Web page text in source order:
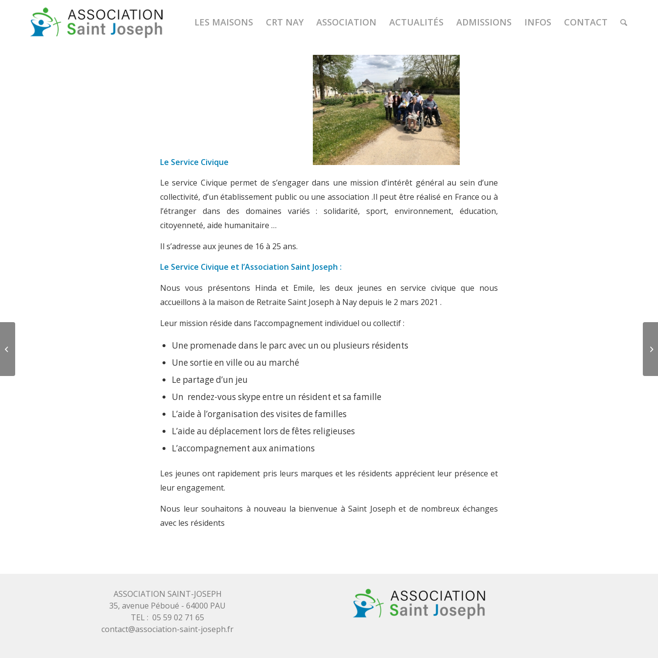
LES MAISONS CRT NAY ASSOCIATION ACTUALITÉS ADMISSIONS INFOS CONTACT
Le Service Civique et l’Association Saint Joseph
Le Service Civique
Le service Civique permet de s’engager dans une mission d’intérêt général au sein d’une
collectivité, d’un établissement public ou une association .Il peut être réalisé en France ou à
l’étranger dans des domaines variés : solidarité, sport, environnement, éducation,
citoyenneté, aide humanitaire …
Il s’adresse aux jeunes de 16 à 25 ans.
Le Service Civique et l’Association Saint Joseph :
Nous vous présentons Hinda et Emile, les deux jeunes en service civique que nous
accueillons à la maison de Retraite Saint Joseph à Nay depuis le 2 mars 2021 .
Leur mission réside dans l’accompagnement individuel ou collectif :
Une promenade dans le parc avec un ou plusieurs résidents
Une sortie en ville ou au marché
Le partage d’un jeu
Un rendez-vous skype entre un résident et sa famille
L’aide à l’organisation des visites de familles
L’aide au déplacement lors de fêtes religieuses
L’accompagnement aux animations
Les jeunes ont rapidement pris leurs marques et les résidents apprécient leur présence et
leur engagement.
Nous leur souhaitons à nouveau la bienvenue à Saint Joseph et de nombreux échanges
avec les résidents
ASSOCIATION SAINT-JOSEPH
35, avenue Péboué - 64000 PAU
TEL : 05 59 02 71 65
contact@association-saint-joseph.fr